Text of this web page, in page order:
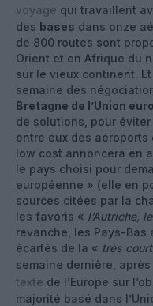
voyage qui travaillent
des bases dans onze
de 800 routes sont
Orient et en Afrique du
sur le vieux continent.
semaine des
Bretagne de l’Union
de solutions, pour
entre eux des aéroports
low cost annoncera en
le pays choisi pour
européenne » (elle en
sources citées par la
les favoris « l’Autriche,
revanche, les Pays-
écartés de la « très
semaine dernière,
texte de l’Europe sur
majorité basé dans